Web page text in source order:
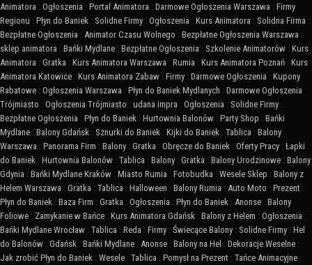
Animatora : Ogłoszenia : Portal Animatora : Darmowe Ogłoszenia Warszawa : Firmy
Regionu : Płyn do Baniek : Solidne Firmy : Ogłoszenia : Kurs Animatora : Solidna Firma :
Bezpłatne Ogłoszenia : Animator Czasu Wolnego : Bezpłatne Ogłoszenia Warszawa :
sklep animatora : Bańki Mydlane : Bezpłatne Ogłoszenia : Szkolenie Animatorów : Kurs
Animatora : Gratka : Kurs Animatora Warszawa : Rumia : Kurs Animatora Poznań : Kurs
Animatora Katowice : Kurs Animatora Zabaw : Firmy : Darmowe Ogłoszenia : Kupony
Rabatowe : Ogłoszenia Warszawa : Płyn do Baniek Mydlanych : Darmowe Ogłoszenia
Trójmiasto : Ogłoszenia Trójmiasto : udana impra : Ogłoszenia : Solidne Firmy :
Bezpłatne Ogłoszenia : Płyn do Baniek : Hurtownia Balonów : Party Shop : Bańki
Mydlane : Balony Gdańsk : Sznurki do Baniek : Kijki do Baniek : Tablica : Balony
Warszawa : Panorama Firm : Balony : Gratka : Obręcze do Baniek : Oferty Pracy : Łapki
do Baniek : Hurtownia Balonów : Tablica : Balony : Gratka : Balony Urodzinowe : Balony
Gdynia : Bańki Mydlane Kraków : Miasto Rumia : Fotobudka : Wesele Sklep : Balony z
Helem Warszawa : Gratka : Tablica : Halloween : Balony Rumia : Auto Moto : Prezent :
Płyn do Baniek : Baza Firm : Gratka : Ogłoszenia : Płyn do Baniek : Anonse : Balony
Foliowe : Zamykanie w Bańce : Kurs Animatora Gdańsk : Balony z Helem : Ogłoszenia :
Bańki Mydlane Wrocław : Tablica : Reda : Firmy : Świecące Balony : Solidne Firmy : Hel
do Balonów : Gdańsk : Bańki Mydlane : Anonse : Balony na Hel : Dekoracje Weselne :
Jak zrobić Płyn do Baniek : Wesele : Tablica : Pomysł na Prezent : Tańce Animacyjne :